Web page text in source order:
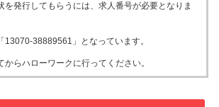
を発行してもらうには、求人番号が必要となりま
13070-38889561」となっています。
からハローワークに行ってください。